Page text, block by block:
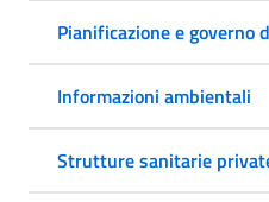
Pianificazione e governo
Informazioni ambientali
Strutture sanitarie